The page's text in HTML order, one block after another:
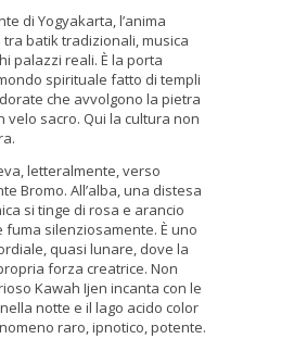
di Yogyakarta, l’anima
batik tradizionali, musica
palazzi reali. È la porta
spirituale fatto di templi
che avvolgono la pietra
velo sacro. Qui la cultura non
letteralmente, verso
Bromo. All’alba, una distesa
si tinge di rosa e arancio
fuma silenziosamente. È uno
quasi lunare, dove la
forza creatrice. Non
Kawah Ijen incanta con le
notte e il lago acido color
raro, ipnotico, potente.